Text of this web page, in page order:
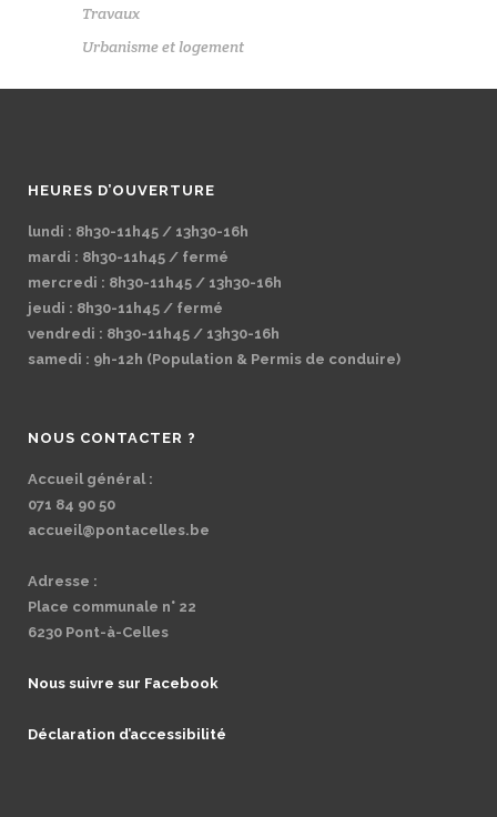
Travaux
Urbanisme et logement
HEURES D’OUVERTURE
lundi : 8h30-11h45 / 13h30-16h
mardi : 8h30-11h45 / fermé
mercredi : 8h30-11h45 / 13h30-16h
jeudi : 8h30-11h45 / fermé
vendredi : 8h30-11h45 / 13h30-16h
samedi : 9h-12h (Population & Permis de conduire)
NOUS CONTACTER ?
Accueil général :
071 84 90 50
accueil@pontacelles.be
Adresse :
Place communale n° 22
6230 Pont-à-Celles
Nous suivre sur Facebook
Déclaration d’accessibilité